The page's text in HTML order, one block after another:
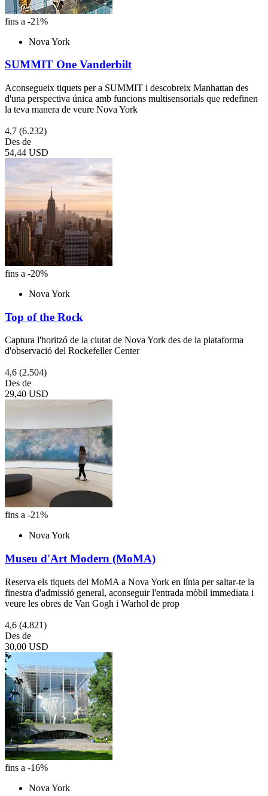
fins a -21%
Nova York
SUMMIT One Vanderbilt
Aconsegueix tiquets per a SUMMIT i descobreix Manhattan des
d'una perspectiva única amb funcions multisensorials que redefinen
la teva manera de veure Nova York
4,7 (6.232)
Des de
54,44 USD
fins a -20%
Nova York
Top of the Rock
Captura l'horitzó de la ciutat de Nova York des de la plataforma
d'observació del Rockefeller Center
4,6 (2.504)
Des de
29,40 USD
fins a -21%
Nova York
Museu d'Art Modern (MoMA)
Reserva els tiquets del MoMA a Nova York en línia per saltar-te la
finestra d'admissió general, aconseguir l'entrada mòbil immediata i
veure les obres de Van Gogh i Warhol de prop
4,6 (4.821)
Des de
30,00 USD
fins a -16%
Nova York